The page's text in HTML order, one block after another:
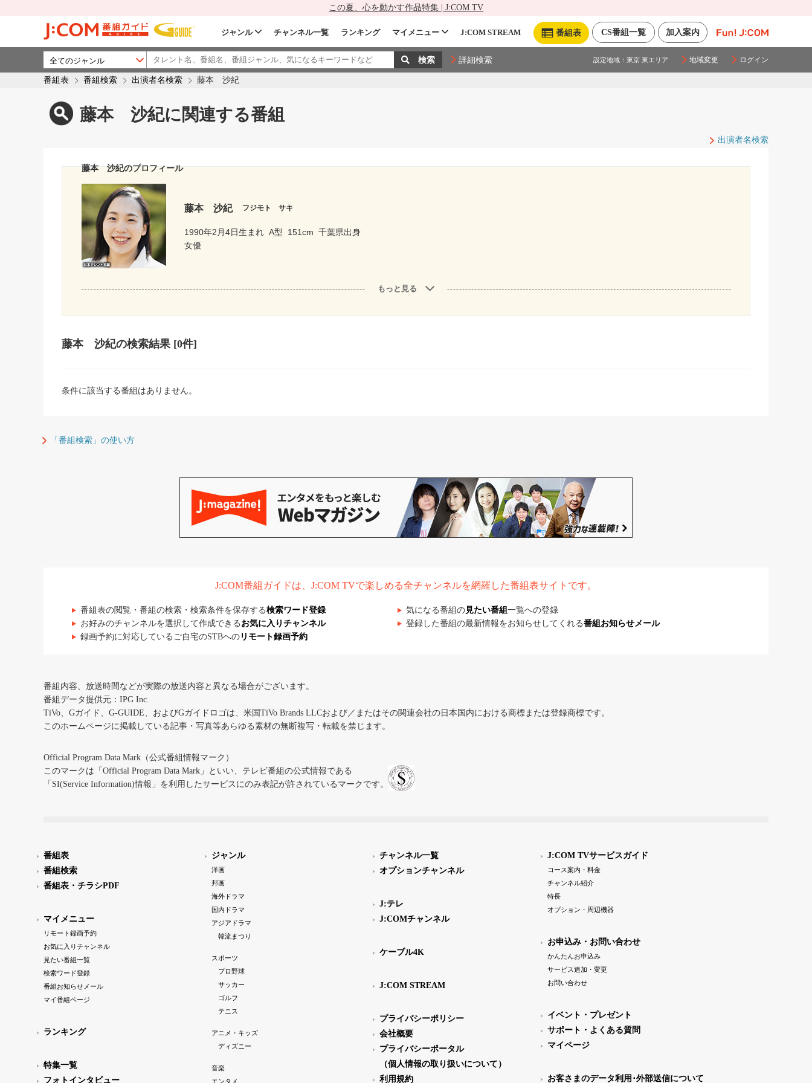
この夏、心を動かす作品特集 | J:COM TV
加入案内
CS番組一覧
番組表
ジャンル チャンネル一覧 ランキング マイメニュー J:COM STREAM
詳細検索 設定地域： 東京 東エリア 地域変更 ログイン
番組表 番組検索 出演者名検索 藤本 沙紀
藤本 沙紀に関連する番組
出演者名検索
藤本 沙紀のプロフィール
藤本 沙紀 フジモト サキ
1990年2月4日生まれ A型 151cm 千葉県出身
女優
もっと見る
藤本 沙紀の検索結果 [0件]
条件に該当する番組はありません。
「番組検索」の使い方
J:COM番組ガイドは、J:COM TVで楽しめる全チャンネルを網羅した番組表サイトです。
番組表の閲覧・番組の検索・検索条件を保存する検索ワード登録 気になる番組の見たい番組 一覧への登録
お好みのチャンネルを選択して作成できる お気に入りチャンネル 登録した番組の最新情報をお知らせしてくれる番組お知らせメール
録画予約に対応しているご自宅のSTBへの リモート録画予約
番組内容、放送時間などが実際の放送内容と異なる場合がございます。
番組データ提供元：IPG Inc.
TiVo、Gガイド、G-GUIDE、およびGガイドロゴは、米国TiVo Brands LLCおよび／またはその関連会社の日本国内における商標または登録商標です。
このホームページに掲載している記事・写真等あらゆる素材の無断複写・転載を禁じます。
Official Program Data Mark（公式番組情報マーク）
このマークは「Official Program Data Mark」といい、テレビ番組の公式情報である
「SI(Service Information)情報」を利用したサービスにのみ表記が許されているマークです。
番組表
番組検索
番組表・チラシPDF
マイメニュー
リモート録画予約
お気に入りチャンネル
見たい番組一覧
検索ワード登録
番組お知らせメール
マイ番組ページ
ランキング
特集一覧
フォトインタビュー
ジャンル
洋画
邦画
海外ドラマ
国内ドラマ
アジアドラマ
韓流まつり
スポーツ
プロ野球
サッカー
ゴルフ
テニス
アニメ・キッズ
ディズニー
音楽
エンタメ
チャンネル一覧
オプションチャンネル
J:テレ
J:COMチャンネル
ケーブル4K
J:COM STREAM
プライバシーポリシー
会社概要
プライバシーポータル
（個人情報の取り扱いについて）
利用規約
J:COM TVサービスガイド
コース案内・料金
チャンネル紹介
特長
オプション・周辺機器
お申込み・お問い合わせ
かんたんお申込み
サービス追加・変更
お問い合わせ
イベント・プレゼント
サポート・よくある質問
マイページ
お客さまのデータ利用･外部送信について